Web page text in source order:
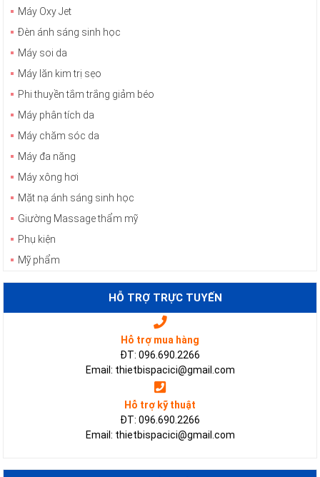
Máy Oxy Jet
Đèn ánh sáng sinh học
Máy soi da
Máy lăn kim trị sẹo
Phi thuyền tắm trắng giảm béo
Máy phân tích da
Máy chăm sóc da
Máy đa năng
Máy xông hơi
Mặt nạ ánh sáng sinh học
Giường Massage thẩm mỹ
Phụ kiện
Mỹ phẩm
HỖ TRỢ TRỰC TUYẾN
Hỗ trợ mua hàng
ĐT: 096.690.2266
Email: thietbispacici@gmail.com
Hỗ trợ kỹ thuật
ĐT: 096.690.2266
Email: thietbispacici@gmail.com